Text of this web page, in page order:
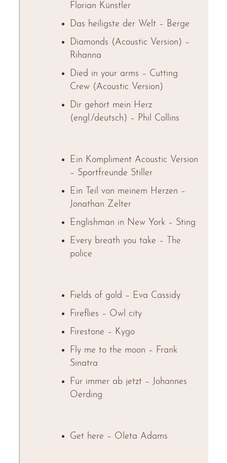
Florian Künstler
Das heiligste der Welt – Berge
Diamonds (Acoustic Version) –
Rihanna
Died in your arms – Cutting
Crew (Acoustic Version)
Dir gehört mein Herz
(engl./deutsch) – Phil Collins
Ein Kompliment Acoustic Version
– Sportfreunde Stiller
Ein Teil von meinem Herzen –
Jonathan Zelter
Englishman in New York – Sting
Every breath you take – The
police
Fields of gold – Eva Cassidy
Fireflies – Owl city
Firestone – Kygo
Fly me to the moon – Frank
Sinatra
Für immer ab jetzt – Johannes
Oerding
Get here – Oleta Adams